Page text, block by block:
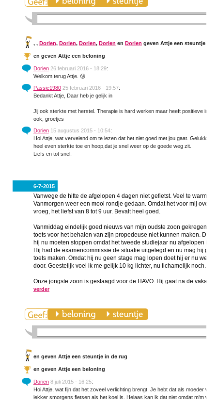
, , Dorien, Dorien, Dorien, Dorien en Dorien geven Attje een steuntje in
en geven Attje een beloning
Dorien 26 februari 2016 - 18:29:
Welkom terug Attje. 😘
Passie1980 25 februari 2016 - 19:57:
Bedankt Attje, Daar heb je gelijk in
Jij ook sterkte met herstel. Therapie is hard werken maar heeft positieve
ook, groetjes
Dorien 15 augustus 2015 - 10:54:
Hoi Attje, wat vervelend om te lezen dat het niet goed met jou gaat. Gelukkig
heel even sterkte toe en hoop,dat je snel weer op de goede weg zit.
Liefs en tot snel.
6-7-2015
Vanwege de hitte de afgelopen 4 dagen niet gefietst. Veel te warm!!
Vanmorgen weer een mooi rondje gedaan. Omdat het voor mij
vroeg, het liefst van 8 tot 9 uur. Bevalt heel goed.
Vanmiddag eindelijk goed nieuws van mijn oudste zoon gekregen.
toets voor het behalen van zijn propedeuse niet kunnen maken. De
hij nu moeten stoppen omdat het tweede studiejaar nu afgelopen is
Hij had de examencommissie de situatie uitgelegd en nu mag hij
toets maken. Omdat hij nu geen stage mag lopen doet hij er nu wel
door. Geestelijk voel ik me gelijk 10 kg lichter, nu lichamelijk noch.
Onze jongste zoon is geslaagd voor de HAVO. Hij gaat na de
verder
en geven Attje een steuntje in de rug
en geven Attje een beloning
Dorien 8 juli 2015 - 16:25:
Hoi Attje, wat fijn dat het zoveel verlichting brengt. Je hebt dat als moeder
lekker smorgens fietsen als het koel is. Helaas kan ik dat niet omdat m'm